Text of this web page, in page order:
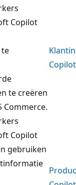
Copilot
te creëren
Commerce.
Copilot
Copilot
gebruiken